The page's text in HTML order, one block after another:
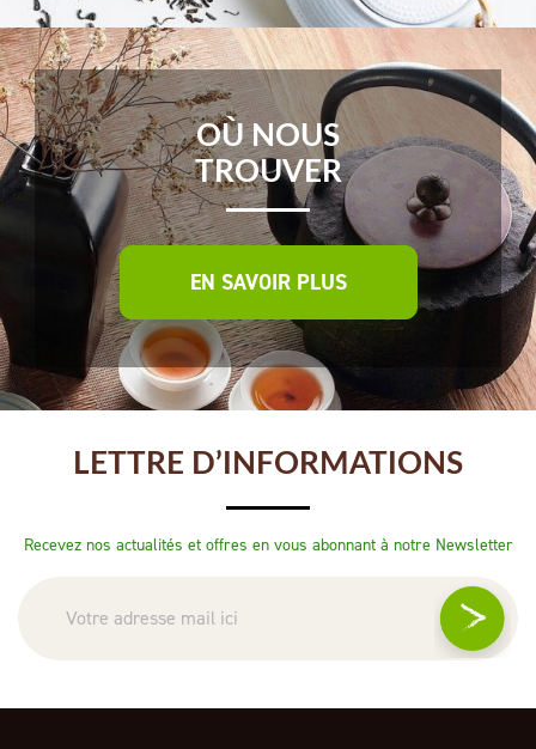
OÙ NOUS
TROUVER
EN SAVOIR PLUS
LETTRE D’INFORMATIONS
Recevez nos actualités et offres en vous abonnant à notre Newsletter